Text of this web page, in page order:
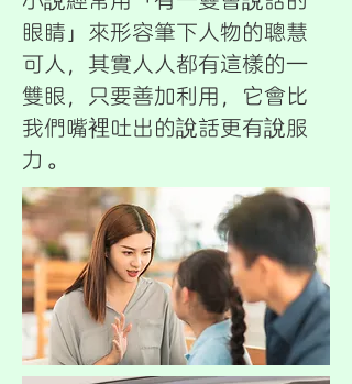
眼睛」來形容筆下人物的聰慧
可人，其實人人都有這樣的一
雙眼，只要善加利用，它會比
我們嘴裡吐出的說話更有說服
力。